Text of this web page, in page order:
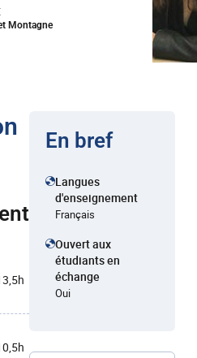
Montagne
En bref
Langues
d'enseignement
Français
Ouvert aux
étudiants en
échange
Oui